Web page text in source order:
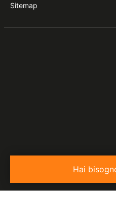
Hai
Sitemap